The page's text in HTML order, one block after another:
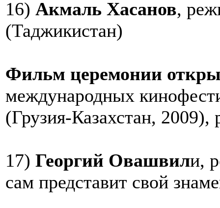
16) Акмаль Хасанов,
(Таджикистан)
Фильм церемонии
международных
(Грузия-Казахстан,
17) Георгий Овашвили,
сам представит свой